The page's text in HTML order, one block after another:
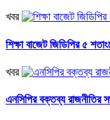
খবর
শিক্ষা বাজেট জিডিপির ৫
খবর
এনসিপির বক্তব্য রাজনীতির